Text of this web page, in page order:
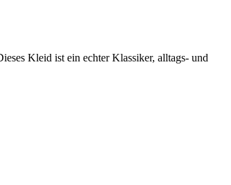
Kleid ist ein echter Klassiker, alltags- und